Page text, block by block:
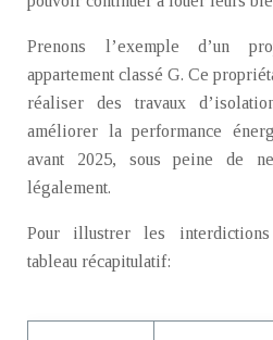
Prenons l’exemple d’un
appartement classé G. Ce
réaliser des travaux
améliorer la performance
avant 2025, sous peine de
légalement.
Pour illustrer les
tableau récapitulatif: